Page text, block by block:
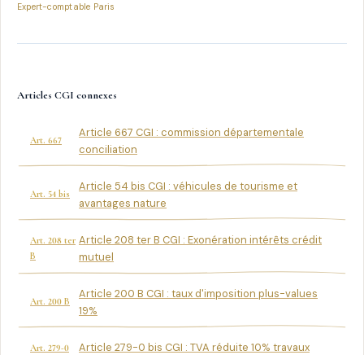
Expert-comptable Paris
Articles CGI connexes
Art. 667
Article 667 CGI : commission départementale
conciliation
Art. 54 bis
Article 54 bis CGI : véhicules de tourisme et
avantages nature
Art. 208 ter
B
Article 208 ter B CGI : Exonération intérêts crédit
mutuel
Art. 200 B
Article 200 B CGI : taux d'imposition plus-values
19%
Art. 279-0
Article 279-0 bis CGI : TVA réduite 10% travaux